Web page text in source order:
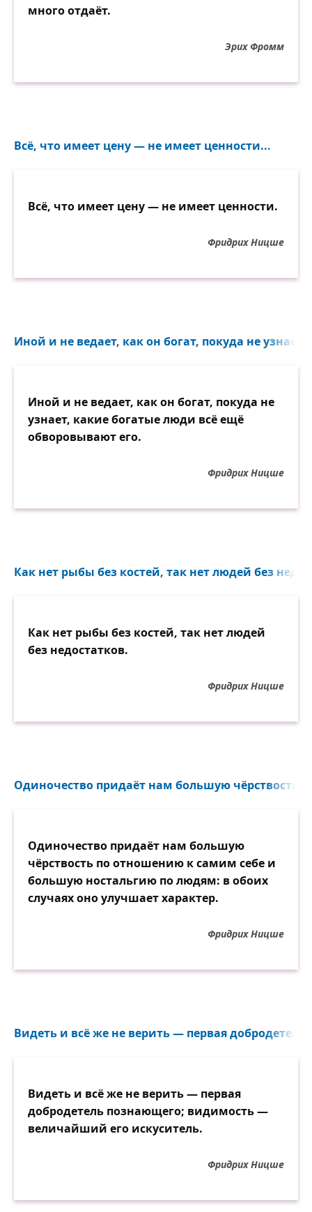
много отдаёт.
Эрих Фромм
Всё, что имеет цену — не имеет ценности...
Всё, что имеет цену — не имеет ценности.
Фридрих Ницше
Иной и не ведает, как он богат, покуда не узнает...
Иной и не ведает, как он богат, покуда не
узнает, какие богатые люди всё ещё
обворовывают его.
Фридрих Ницше
Как нет рыбы без костей, так нет людей без
Как нет рыбы без костей, так нет людей
без недостатков.
Фридрих Ницше
Одиночество придаёт нам большую чёрствость...
Одиночество придаёт нам большую
чёрствость по отношению к самим себе и
большую ностальгию по людям: в обоих
случаях оно улучшает характер.
Фридрих Ницше
Видеть и всё же не верить — первая
Видеть и всё же не верить — первая
добродетель познающего; видимость —
величайший его искуситель.
Фридрих Ницше